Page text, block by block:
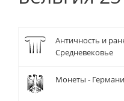
Античность и
Средневековье
Монеты -